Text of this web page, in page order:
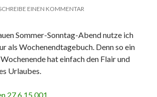
EINEN KOMMENTAR
Sommer-Sonntag-Abend nutze ich
als Wochenendtagebuch. Denn so ein
hat einfach den Flair und
Urlaubes.